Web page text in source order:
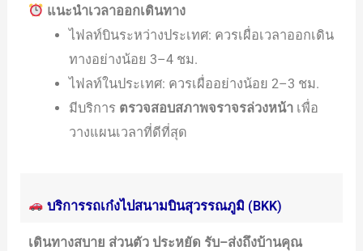
แนะนำเวลาออกเดินทาง
ไฟลท์บินระหว่างประเทศ: ควรเผื่อเวลาออกเดิน
ทางอย่างน้อย 3–4 ชม.
ไฟลท์ในประเทศ: ควรเผื่ออย่างน้อย 2–3 ชม.
มีบริการ ตรวจสอบสภาพจราจรล่วงหน้าเพื่อ
วางแผนเวลาที่ดีที่สุด
บริการรถเก๋งไปสนามบินสุวรรณภูมิ (BKK)
เดินทางสบาย ส่วนตัว ประหยัด รับ–ส่งถึงบ้านคุณ